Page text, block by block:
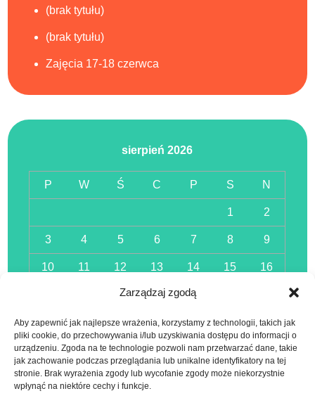
Zarządzaj zgodą
Aby zapewnić jak najlepsze wrażenia, korzystamy z technologii, takich jak
pliki cookie, do przechowywania i/lub uzyskiwania dostępu do informacji o
urządzeniu. Zgoda na te technologie pozwoli nam przetwarzać dane, takie
jak zachowanie podczas przeglądania lub unikalne identyfikatory na tej
stronie. Brak wyrażenia zgody lub wycofanie zgody może niekorzystnie
wpłynąć na niektóre cechy i funkcje.
(brak tytułu)
(brak tytułu)
Zajęcia 17-18 czerwca
sierpień 2026
P W Ś C P S N
1 2
3 4 5 6 7 8 9
10 11 12 13 14 15 16
19 20 21
24 25 26 27 28 29 30
31
« lis